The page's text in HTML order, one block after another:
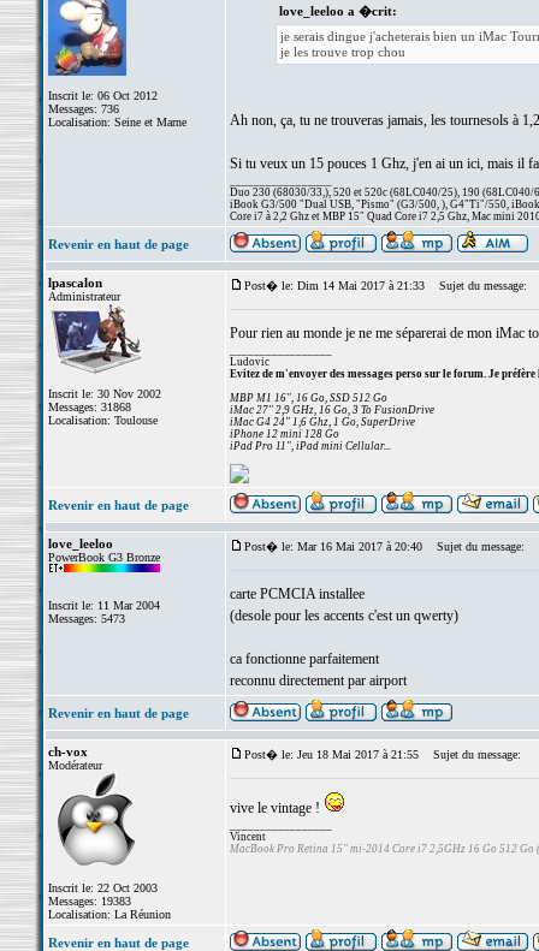
Inscrit le: 06 Oct 2012
Messages: 736
Localisation: Seine et Marne
love_leeloo a �crit:
je serais dingue j'acheterais bien un iMac
je les trouve trop chou
Ah non, ça, tu ne trouveras jamais, les tournesols à
Si tu veux un 15 pouces 1 Ghz, j'en ai un ici, mais il
Duo 230 (68030/33,), 520 et 520c (68LC040/25), 190 (68LC040/
iBook G3/500 "Dual USB, "Pismo" (G3/500, ), G4"Ti"/550,
Core i7 à 2,2 Ghz et MBP 15" Quad Core i7 2,5 Ghz, Mac mini
Revenir en haut de page
lpascalon
Administrateur
Inscrit le: 30 Nov 2002
Messages: 31868
Localisation: Toulouse
Post� le: Dim 14 Mai 2017 à 21:33 Sujet du message:
Pour rien au monde je ne me séparerai de mon iMac
Ludovic
Evitez de m'envoyer des messages perso sur le forum. Je préfère
MBP M1 16", 16 Go, SSD 512 Go
iMac 27" 2,9 GHz, 16 Go, 3 To FusionDrive
iMac G4 24" 1,6 Ghz, 1 Go, SuperDrive
iPhone 12 mini 128 Go
iPad Pro 11", iPad mini Cellular...
Revenir en haut de page
love_leeloo
PowerBook G3 Bronze
Inscrit le: 11 Mar 2004
Messages: 5473
Post� le: Mar 16 Mai 2017 à 20:40 Sujet du message:
carte PCMCIA installee
(desole pour les accents c'est un qwerty)
ca fonctionne parfaitement
reconnu directement par airport
Revenir en haut de page
ch-vox
Modérateur
Inscrit le: 22 Oct 2003
Messages: 19383
Localisation: La Réunion
Post� le: Jeu 18 Mai 2017 à 21:55 Sujet du message:
vive le vintage !
Vincent
MacBook Pro Retina 15" mi-2014 Core i7 2,5GHz 16 Go 512 Go
Revenir en haut de page